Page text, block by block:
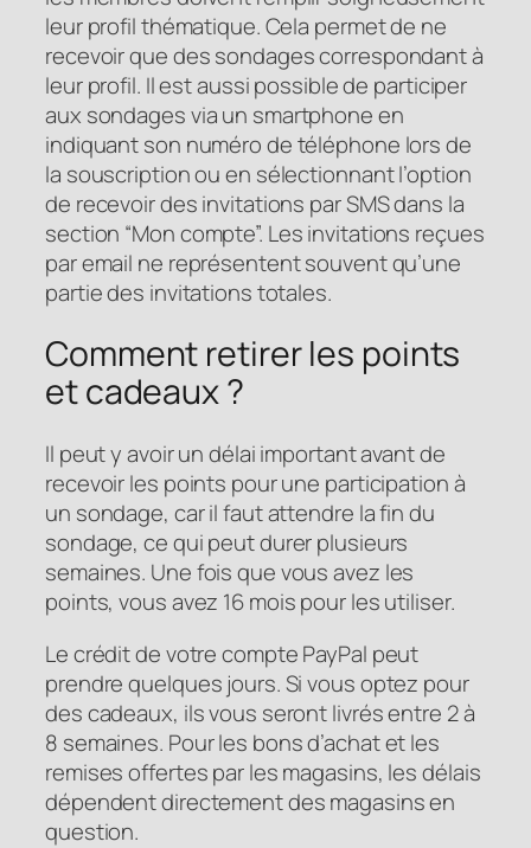
leur profil thématique. Cela permet de ne
recevoir que des sondages correspondant à
leur profil. Il est aussi possible de participer
aux sondages via un smartphone en
indiquant son numéro de téléphone lors de
la souscription ou en sélectionnant l’option
de recevoir des invitations par SMS dans la
section “Mon compte”. Les invitations reçues
par email ne représentent souvent qu’une
partie des invitations totales.
Comment retirer les points
et cadeaux ?
Il peut y avoir un délai important avant de
recevoir les points pour une participation à
un sondage, car il faut attendre la fin du
sondage, ce qui peut durer plusieurs
semaines. Une fois que vous avez les
points, vous avez 16 mois pour les utiliser.
Le crédit de votre compte PayPal peut
prendre quelques jours. Si vous optez pour
des cadeaux, ils vous seront livrés entre 2 à
8 semaines. Pour les bons d’achat et les
remises offertes par les magasins, les délais
dépendent directement des magasins en
question.